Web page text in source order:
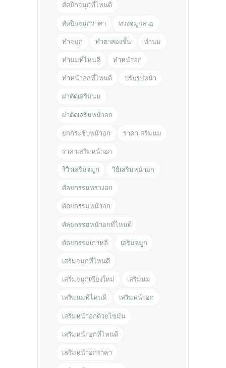
ตัดปีกจมูกที่ไหนดี
ตัดปีกจมูกราคา ทรงจมูกสวย
ทำจมูก ทำตาสองชั้น ทำนม
ทำนมที่ไหนดี ทำหน้าอก
ทำหน้าอกที่ไหนดี ปรับรูปหน้า
ผ่าตัดเสริมนม
ผ่าตัดเสริมหน้าอก
ยกกระชับหน้าอก ราคาเสริมนม
ราคาเสริมหน้าอก
รีวิวเสริมจมูก วิธีเสริมหน้าอก
ศัลยกรรมทรวงอก
ศัลยกรรมหน้าอก
ศัลยกรรมหน้าอกที่ไหนดี
ศัลยกรรมเกาหลี เสริมจมูก
เสริมจมูกที่ไหนดี
เสริมจมูกเชียงใหม่ เสริมนม
เสริมนมที่ไหนดี เสริมหน้าอก
เสริมหน้าอกด้วยไขมัน
เสริมหน้าอกที่ไหนดี
เสริมหน้าอกราคา